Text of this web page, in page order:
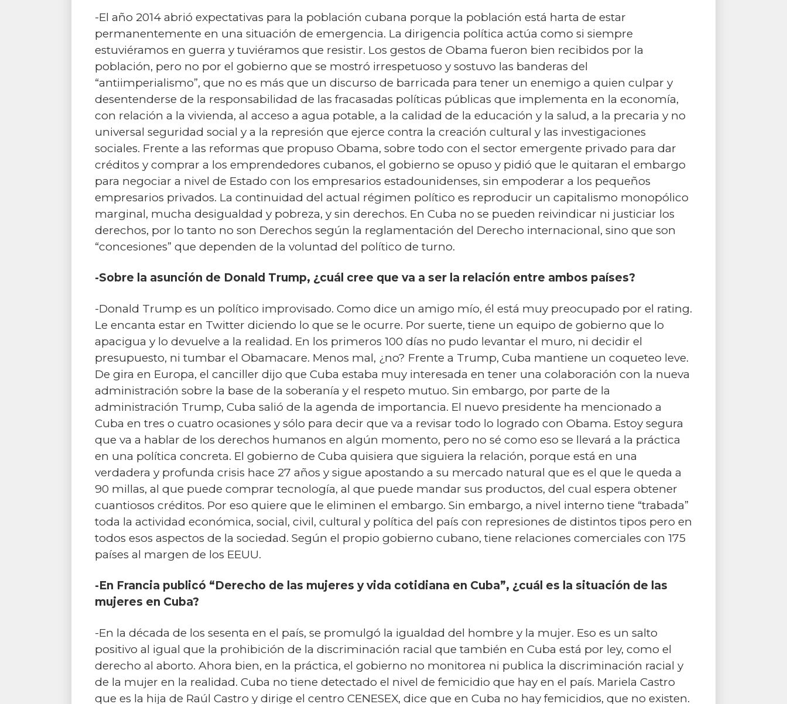
-El año 2014 abrió expectativas para la población cubana porque la población está harta de estar
permanentemente en una situación de emergencia. La dirigencia política actúa como si siempre
estuviéramos en guerra y tuviéramos que resistir. Los gestos de Obama fueron bien recibidos por la
población, pero no por el gobierno que se mostró irrespetuoso y sostuvo las banderas del
“antiimperialismo”, que no es más que un discurso de barricada para tener un enemigo a quien culpar y
desentenderse de la responsabilidad de las fracasadas políticas públicas que implementa en la economía,
con relación a la vivienda, al acceso a agua potable, a la calidad de la educación y la salud, a la precaria y no
universal seguridad social y a la represión que ejerce contra la creación cultural y las investigaciones
sociales. Frente a las reformas que propuso Obama, sobre todo con el sector emergente privado para dar
créditos y comprar a los emprendedores cubanos, el gobierno se opuso y pidió que le quitaran el embargo
para negociar a nivel de Estado con los empresarios estadounidenses, sin empoderar a los pequeños
empresarios privados. La continuidad del actual régimen político es reproducir un capitalismo monopólico
marginal, mucha desigualdad y pobreza, y sin derechos. En Cuba no se pueden reivindicar ni justiciar los
derechos, por lo tanto no son Derechos según la reglamentación del Derecho internacional, sino que son
“concesiones” que dependen de la voluntad del político de turno.
-Sobre la asunción de Donald Trump, ¿cuál cree que va a ser la relación entre ambos países?
-Donald Trump es un político improvisado. Como dice un amigo mío, él está muy preocupado por el rating.
Le encanta estar en Twitter diciendo lo que se le ocurre. Por suerte, tiene un equipo de gobierno que lo
apacigua y lo devuelve a la realidad. En los primeros 100 días no pudo levantar el muro, ni decidir el
presupuesto, ni tumbar el Obamacare. Menos mal, ¿no? Frente a Trump, Cuba mantiene un coqueteo leve.
De gira en Europa, el canciller dijo que Cuba estaba muy interesada en tener una colaboración con la nueva
administración sobre la base de la soberanía y el respeto mutuo. Sin embargo, por parte de la
administración Trump, Cuba salió de la agenda de importancia. El nuevo presidente ha mencionado a
Cuba en tres o cuatro ocasiones y sólo para decir que va a revisar todo lo logrado con Obama. Estoy segura
que va a hablar de los derechos humanos en algún momento, pero no sé como eso se llevará a la práctica
en una política concreta. El gobierno de Cuba quisiera que siguiera la relación, porque está en una
verdadera y profunda crisis hace 27 años y sigue apostando a su mercado natural que es el que le queda a
90 millas, al que puede comprar tecnología, al que puede mandar sus productos, del cual espera obtener
cuantiosos créditos. Por eso quiere que le eliminen el embargo. Sin embargo, a nivel interno tiene “trabada”
toda la actividad económica, social, civil, cultural y política del país con represiones de distintos tipos pero en
todos esos aspectos de la sociedad. Según el propio gobierno cubano, tiene relaciones comerciales con 175
países al margen de los EEUU.
-En Francia publicó “Derecho de las mujeres y vida cotidiana en Cuba”, ¿cuál es la situación de las
mujeres en Cuba?
-En la década de los sesenta en el país, se promulgó la igualdad del hombre y la mujer. Eso es un salto
positivo al igual que la prohibición de la discriminación racial que también en Cuba está por ley, como el
derecho al aborto. Ahora bien, en la práctica, el gobierno no monitorea ni publica la discriminación racial y
de la mujer en la realidad. Cuba no tiene detectado el nivel de femicidio que hay en el país. Mariela Castro
que es la hija de Raúl Castro y dirige el centro CENESEX, dice que en Cuba no hay femicidios, que no existen.